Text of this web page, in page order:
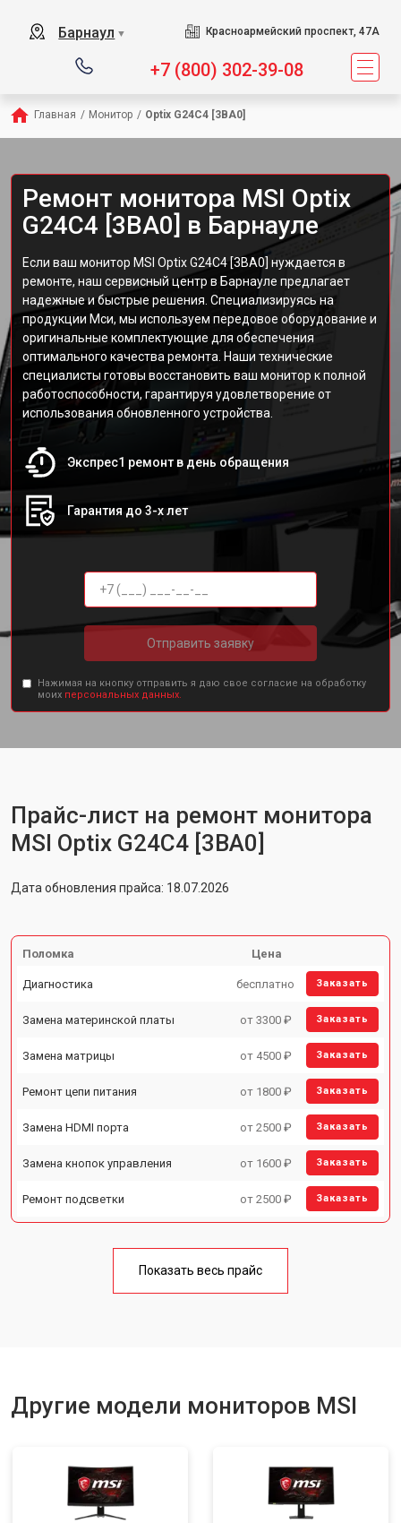
Барнаул ▼ Красноармейский проспект, 47А
+7 (800) 302-39-08
Главная / Монитор / Optix G24C4 [3BA0]
Ремонт монитора MSI Optix
G24C4 [3BA0] в Барнауле
Если ваш монитор MSI Optix G24C4 [3BA0] нуждается в
ремонте, наш сервисный центр в Барнауле предлагает
надежные и быстрые решения. Специализируясь на
продукции Мси, мы используем передовое оборудование и
оригинальные комплектующие для обеспечения
оптимального качества ремонта. Наши технические
специалисты готовы восстановить ваш монитор к полной
работоспособности, гарантируя удовлетворение от
использования обновленного устройства.
Экспрес1 ремонт в день обращения
Гарантия до 3-х лет
Отправить заявку
Нажимая на кнопку отправить я даю свое согласие на обработку
моих персональных данных.
Прайс-лист на ремонт монитора
MSI Optix G24C4 [3BA0]
Дата обновления прайса: 18.07.2026
Поломка Цена
Диагностика бесплатно Заказать
Замена материнской платы от 3300 ₽ Заказать
Замена матрицы от 4500 ₽ Заказать
Ремонт цепи питания от 1800 ₽ Заказать
Замена HDMI порта от 2500 ₽ Заказать
Замена кнопок управления от 1600 ₽ Заказать
Ремонт подсветки от 2500 ₽ Заказать
Показать весь прайс
Другие модели мониторов MSI